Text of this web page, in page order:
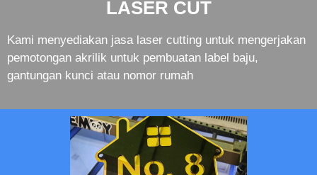
LASER CUT
Kami menyediakan jasa laser cutting untuk mengerjakan
pemotongan akrilik untuk pembuatan label baju,
gantungan kunci atau nomor rumah